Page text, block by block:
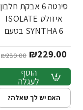
סינטה 6 אבקת חלבון
איזולט ISOLATE
SYNTHA 6 בטעם
מבית BSN
₪229.00
₪280.00
הוסף
לעגלה
האם יש לך שאלה?